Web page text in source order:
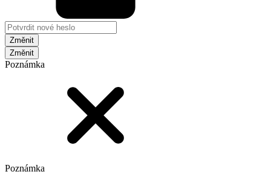
Změnit
Poznámka
Poznámka